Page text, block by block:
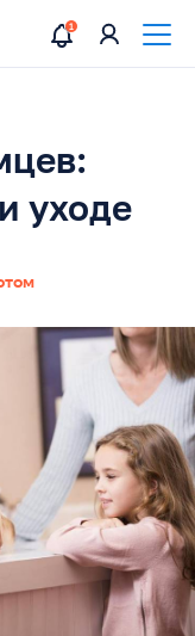
уходе